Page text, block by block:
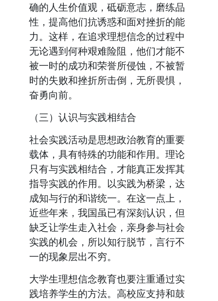
确的人生价值观，砥砺意志，磨练品
性，提高他们抗诱惑和面对挫折的能
力。这样，在追求理想信念的过程中
无论遇到何种艰难险阻，他们才能不
被一时的成功和荣誉所侵蚀，不被暂
时的失败和挫折所击倒，无所畏惧，
奋勇向前。
（三）认识与实践相结合
社会实践活动是思想政治教育的重要
载体，具有特殊的功能和作用。理论
只有与实践相结合，才能真正发挥其
指导实践的作用。以实践为桥梁，达
成知与行的和谐统一。在这一点上，
近些年来，我国虽已有深刻认识，但
缺乏让学生走入社会，亲身参与社会
实践的机会，所以知行脱节，言行不
一的现象层出不穷。
大学生理想信念教育也要注重通过实
践培养学生的方法。高校应支持和鼓